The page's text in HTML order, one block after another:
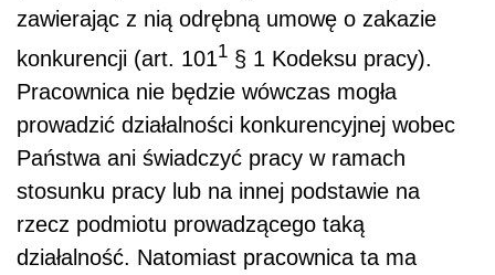
zawierając z nią odrębną umowę o zakazie
konkurencji (art. 1011 § 1 Kodeksu pracy).
Pracownica nie będzie wówczas mogła
prowadzić działalności konkurencyjnej wobec
Państwa ani świadczyć pracy w ramach
stosunku pracy lub na innej podstawie na
rzecz podmiotu prowadzącego taką
działalność. Natomiast pracownica ta ma